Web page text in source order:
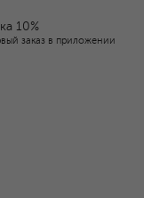
10%
заказ в приложении
ELIE SAAB JUNIOR